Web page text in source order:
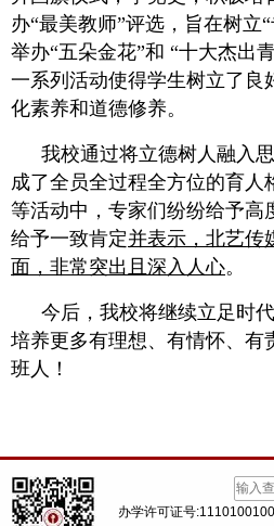
办“最美教师”评选，旨在树立
举办“五朵金花”和 “十大杰出
一系列活动使得学生树立了良
化素养和道德修养。
我校通过将立德树人融入
成了全员全过程全方位的育
等活动中，专家们纷纷给予高
给予一致肯定并表示，北艺传
面，非常突出且深入人心。
今后，我校将继续立足时
培养更多有理想、有情怀、有
班人！
办学许可证号